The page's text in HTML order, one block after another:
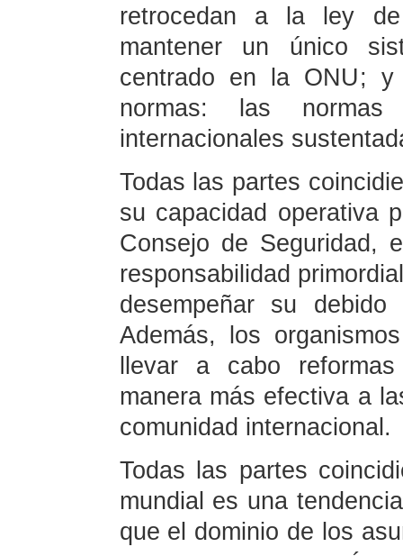
retrocedan a la ley
mantener un único
centrado en la ONU;
normas: las
internacionales
Todas las partes
su capacidad operativa
Consejo de Seguridad,
responsabilidad
desempeñar su
Además, los
llevar a cabo
manera más efectiva a
comunidad internacional.
Todas las partes
mundial es una
que el dominio de los